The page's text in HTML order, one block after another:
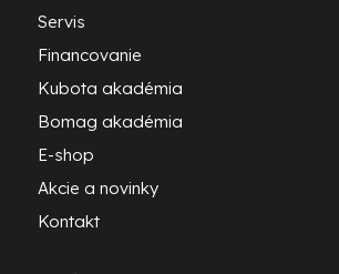
Servis
Financovanie
Kubota akadémia
Bomag akadémia
E-shop
Akcie a novinky
Kontakt